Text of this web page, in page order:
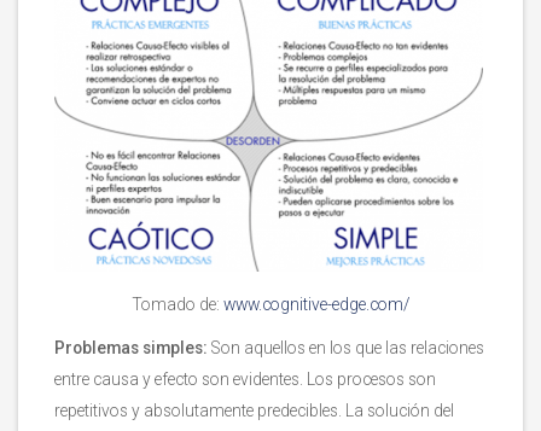
Tomado de: www.cognitive-edge.com/
Problemas simples: Son aquellos en los que las relaciones
entre causa y efecto son evidentes. Los procesos son
repetitivos y absolutamente predecibles. La solución del